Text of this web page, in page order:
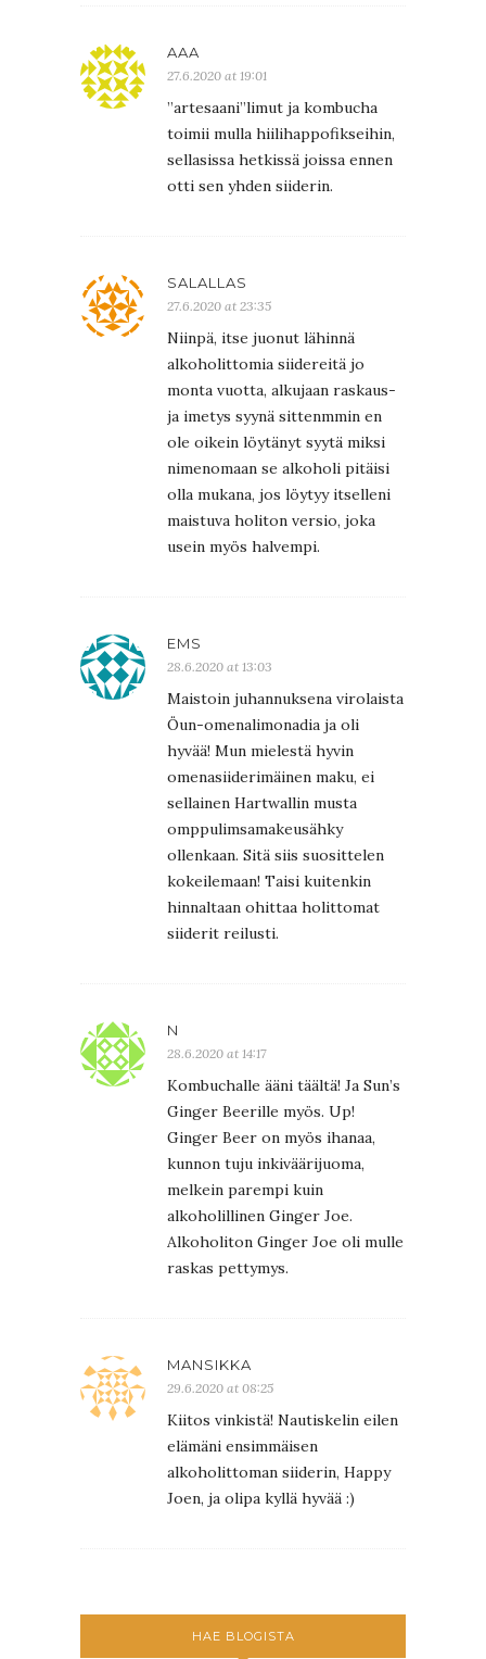
AAA
27.6.2020 at 19:01
”artesaani”limut ja kombucha
toimii mulla hiilihappofikseihin,
sellasissa hetkissä joissa ennen
otti sen yhden siiderin.
SALALLAS
27.6.2020 at 23:35
Niinpä, itse juonut lähinnä
alkoholittomia siidereitä jo
monta vuotta, alkujaan raskaus-
ja imetys syynä sittenmmin en
ole oikein löytänyt syytä miksi
nimenomaan se alkoholi pitäisi
olla mukana, jos löytyy itselleni
maistuva holiton versio, joka
usein myös halvempi.
EMS
28.6.2020 at 13:03
Maistoin juhannuksena virolaista
Öun-omenalimonadia ja oli
hyvää! Mun mielestä hyvin
omenasiiderimäinen maku, ei
sellainen Hartwallin musta
omppulimsamakeusähky
ollenkaan. Sitä siis suosittelen
kokeilemaan! Taisi kuitenkin
hinnaltaan ohittaa holittomat
siiderit reilusti.
N
28.6.2020 at 14:17
Kombuchalle ääni täältä! Ja Sun’s
Ginger Beerille myös. Up!
Ginger Beer on myös ihanaa,
kunnon tuju inkiväärijuoma,
melkein parempi kuin
alkoholillinen Ginger Joe.
Alkoholiton Ginger Joe oli mulle
raskas pettymys.
MANSIKKA
29.6.2020 at 08:25
Kiitos vinkistä! Nautiskelin eilen
elämäni ensimmäisen
alkoholittoman siiderin, Happy
Joen, ja olipa kyllä hyvää :)
HAE BLOGISTA